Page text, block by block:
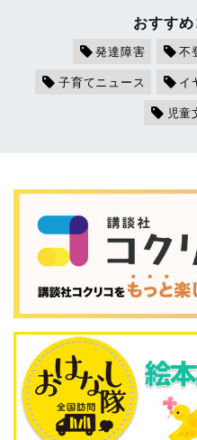
おすす
発達障害 不
子育てニュース
イ
児童